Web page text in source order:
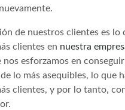
de nuestros clientes es lo
clientes en nuestra
nos esforzamos en
lo más asequibles, lo que
clientes, y por lo tanto,